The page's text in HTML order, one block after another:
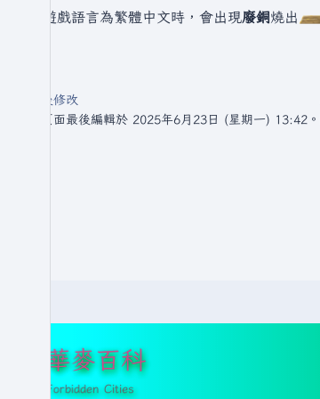
在遊戲語言為繁體中文時，會出現廢銅燒出
最後修改
此頁面最後編輯於 2025年6月23日 (星期一) 13:42。
華麥百科
Forbidden Cities